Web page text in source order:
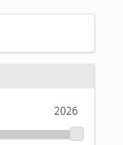
2026